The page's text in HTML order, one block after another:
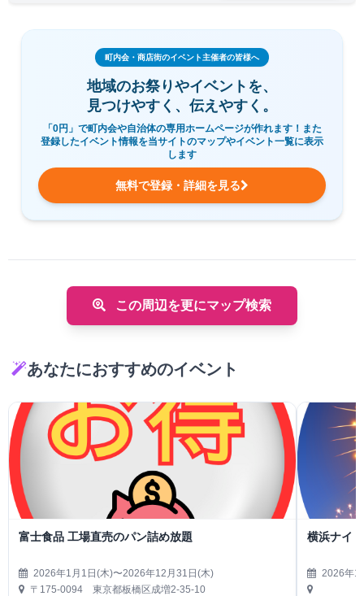
町内会・商店街のイベント主催者の皆様へ
地域のお祭りやイベントを、
見つけやすく、伝えやすく。
「0円」で町内会や自治体の専用ホームページが作れます！また
登録したイベント情報を当サイトのマップやイベント一覧に表示
します
無料で登録・詳細を見る
この周辺を更にマップ検索
あなたにおすすめのイベント
富士食品 工場直売のパン詰め放題
2026年1月1日(木)〜2026年12月31日(木)
〒175-0094 東京都板橋区成増2-35-10
横浜ナイ
2026年1